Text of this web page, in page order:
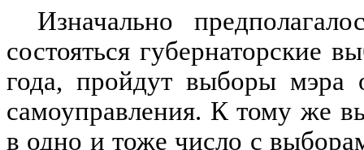
Изначально
состояться губернаторские
года, пройдут выборы мэра
самоуправления. К тому же
в одно и тоже число с